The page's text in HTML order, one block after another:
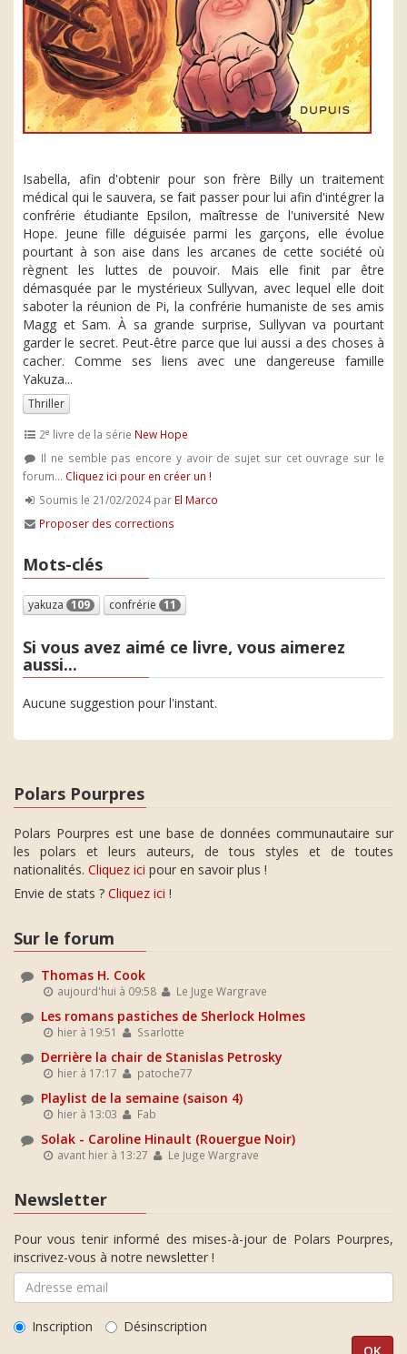
Isabella, afin d'obtenir pour son frère Billy un traitement
médical qui le sauvera, se fait passer pour lui afin d'intégrer la
confrérie étudiante Epsilon, maîtresse de l'université New
Hope. Jeune fille déguisée parmi les garçons, elle évolue
pourtant à son aise dans les arcanes de cette société où
règnent les luttes de pouvoir. Mais elle finit par être
démasquée par le mystérieux Sullyvan, avec lequel elle doit
saboter la réunion de Pi, la confrérie humaniste de ses amis
Magg et Sam. À sa grande surprise, Sullyvan va pourtant
garder le secret. Peut-être parce que lui aussi a des choses à
cacher. Comme ses liens avec une dangereuse famille
Yakuza...
Thriller
2e livre de la série New Hope
Il ne semble pas encore y avoir de sujet sur cet ouvrage sur le
forum... Cliquez ici pour en créer un !
Soumis le 21/02/2024 par El Marco
Proposer des corrections
Mots-clés
yakuza 109 confrérie 11
Si vous avez aimé ce livre, vous aimerez
aussi...
Aucune suggestion pour l'instant.
Polars Pourpres
Polars Pourpres est une base de données communautaire sur
les polars et leurs auteurs, de tous styles et de toutes
nationalités. Cliquez ici pour en savoir plus !
Envie de stats ? Cliquez ici !
Sur le forum
Thomas H. Cook
aujourd'hui à 09:58 Le Juge Wargrave
Les romans pastiches de Sherlock Holmes
hier à 19:51 Ssarlotte
Derrière la chair de Stanislas Petrosky
hier à 17:17 patoche77
Playlist de la semaine (saison 4)
hier à 13:03 Fab
Solak - Caroline Hinault (Rouergue Noir)
avant hier à 13:27 Le Juge Wargrave
Newsletter
Pour vous tenir informé des mises-à-jour de Polars Pourpres,
inscrivez-vous à notre newsletter !
Inscription Désinscription